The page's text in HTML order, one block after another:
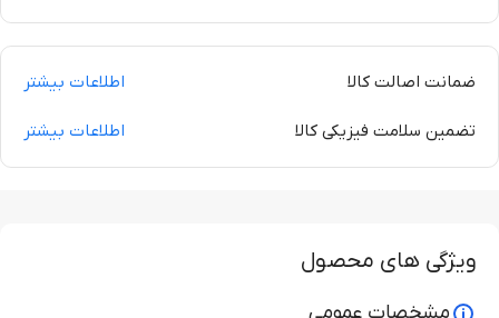
ضمانت اصالت کالا اطلاعات بیشتر
تضمین سلامت فیزیکی کالا اطلاعات بیشتر
ویژگی های محصول